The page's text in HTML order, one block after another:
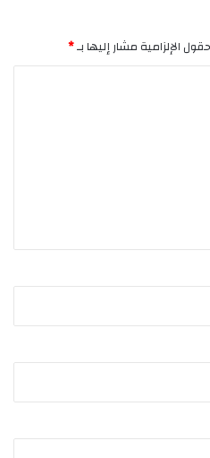
الإلزامية مشار إليها بـ*